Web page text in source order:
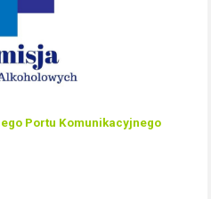
Portu Komunikacyjnego